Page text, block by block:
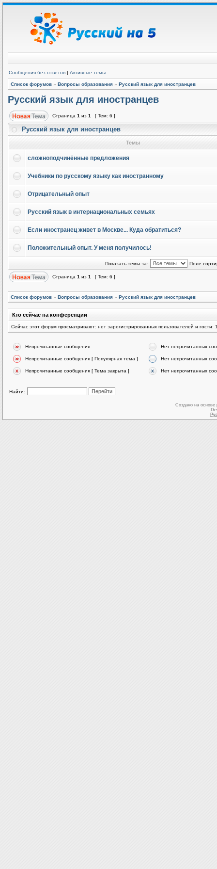
Сообщения без ответов | Активные темы
Список форумов » Вопросы образования » Русский язык для иностранцев
Русский язык для иностранцев
Страница 1 из 1 [ Тем: 6 ]
Русский язык для иностранцев
Темы
сложноподчинённые предложения
Учебники по русскому языку как иностранному
Отрицательный опыт
Русский язык в интернациональных семьях
Если иностранец живет в Москве... Куда обратиться?
Положительный опыт. У меня получилось!
Показать темы за: Поле
Страница 1 из 1 [ Тем: 6 ]
Список форумов » Вопросы образования » Русский язык для иностранцев
Кто сейчас на конференции
Сейчас этот форум просматривают: нет зарегистрированных пользователей и гости:
Непрочитанные сообщения Нет непрочитанных
Непрочитанные сообщения [ Популярная тема ] Нет непрочитанных
Непрочитанные сообщения [ Тема закрыта ] Нет непрочитанных
Найти:
Создано на основе